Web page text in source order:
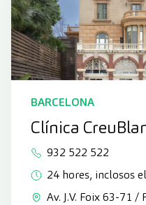
BARCELONA
Clínica
932 522 522
24 hores, inclosos
Av. J.V. Foix 63-71 /